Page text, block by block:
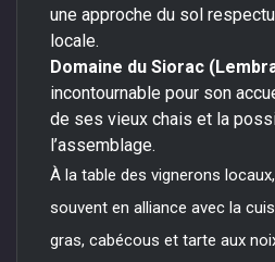
une approche du sol
locale.
Domaine du Siorac
incontournable pour son
de ses vieux chais et la
l’assemblage.
À la table des vignerons
souvent en alliance avec la
gras, cabécous et tarte aux